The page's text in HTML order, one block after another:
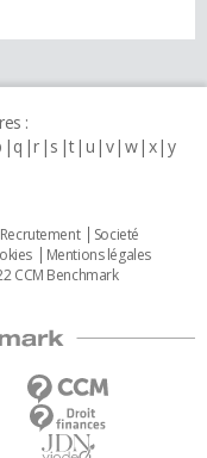
:
q r s t u v w x y
Recrutement
Societé
Mentions légales
CCM Benchmark